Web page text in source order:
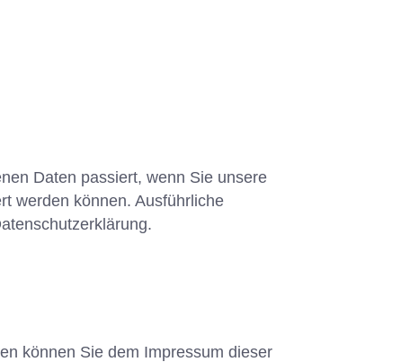
Daten passiert, wenn Sie unsere
werden können. Ausführliche
können Sie dem Impressum dieser